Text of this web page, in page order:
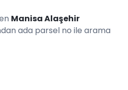
Manisa Alaşehir
ada parsel no ile arama